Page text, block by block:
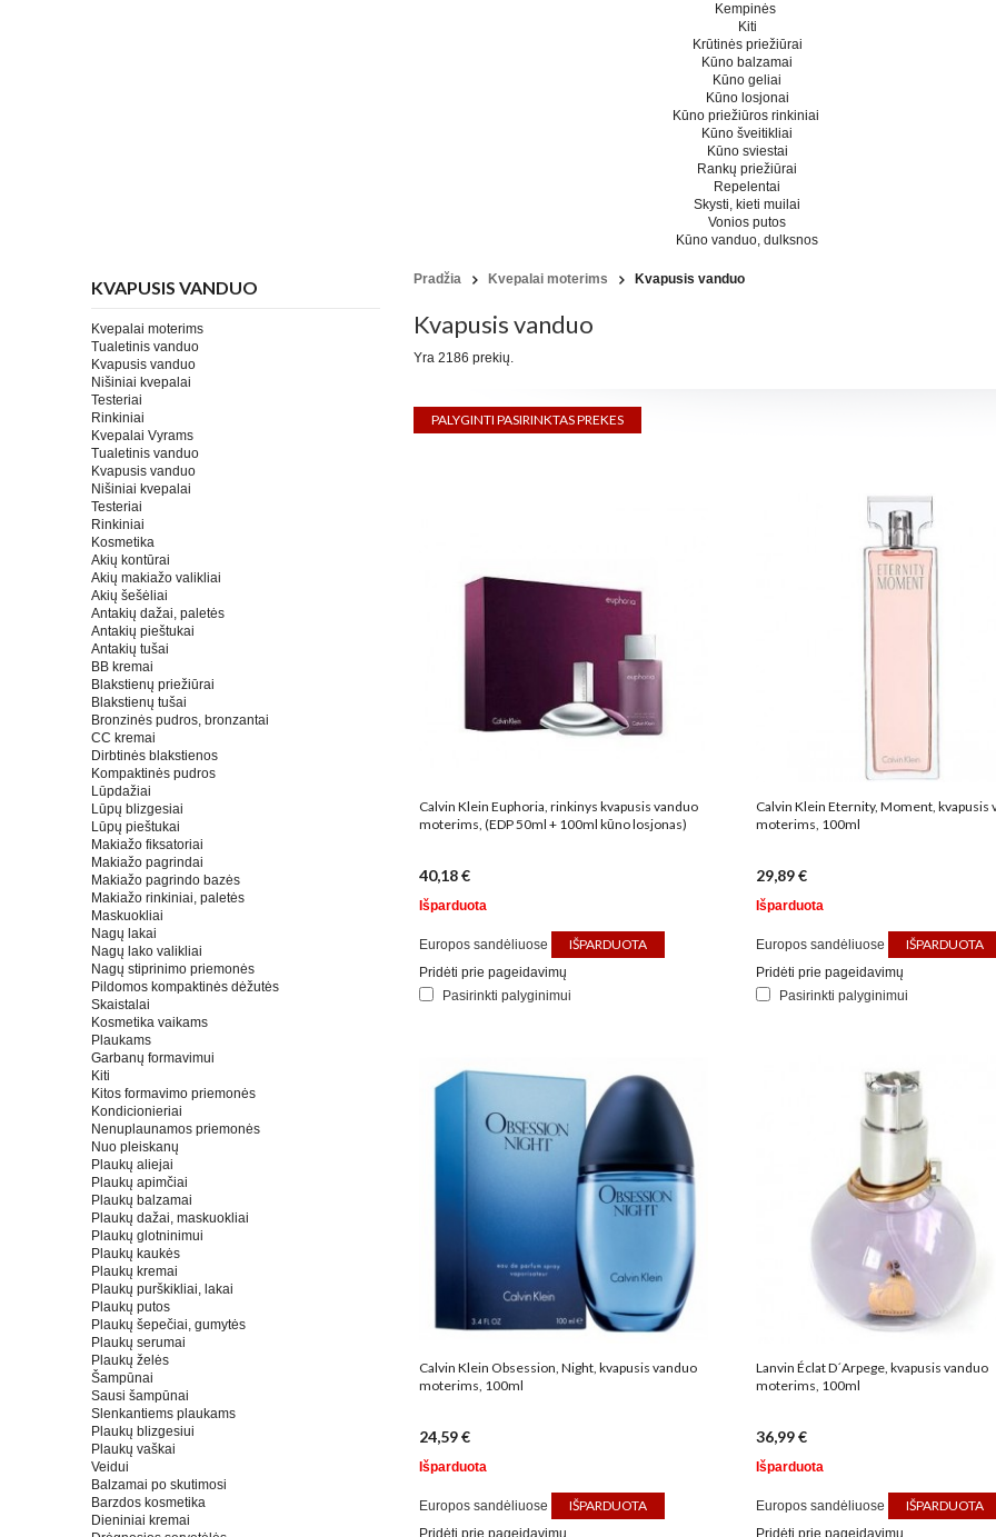
Kempinės
Kiti
Krūtinės priežiūrai
Kūno balzamai
Kūno geliai
Kūno losjonai
Kūno priežiūros rinkiniai
Kūno šveitikliai
Kūno sviestai
Rankų priežiūrai
Repelentai
Skysti, kieti muilai
Vonios putos
Kūno vanduo, dulksnos
KVAPUSIS VANDUO
Kvepalai moterims
Tualetinis vanduo
Kvapusis vanduo
Nišiniai kvepalai
Testeriai
Rinkiniai
Kvepalai Vyrams
Tualetinis vanduo
Kvapusis vanduo
Nišiniai kvepalai
Testeriai
Rinkiniai
Kosmetika
Akių kontūrai
Akių makiažo valikliai
Akių šešėliai
Antakių dažai, paletės
Antakių pieštukai
Antakių tušai
BB kremai
Blakstienų priežiūrai
Blakstienų tušai
Bronzinės pudros, bronzantai
CC kremai
Dirbtinės blakstienos
Kompaktinės pudros
Lūpdažiai
Lūpų blizgesiai
Lūpų pieštukai
Makiažo fiksatoriai
Makiažo pagrindai
Makiažo pagrindo bazės
Makiažo rinkiniai, paletės
Maskuokliai
Nagų lakai
Nagų lako valikliai
Nagų stiprinimo priemonės
Pildomos kompaktinės dėžutės
Skaistalai
Kosmetika vaikams
Plaukams
Garbanų formavimui
Kiti
Kitos formavimo priemonės
Kondicionieriai
Nenuplaunamos priemonės
Nuo pleiskanų
Plaukų aliejai
Plaukų apimčiai
Plaukų balzamai
Plaukų dažai, maskuokliai
Plaukų glotninimui
Plaukų kaukės
Plaukų kremai
Plaukų purškikliai, lakai
Plaukų putos
Plaukų šepečiai, gumytės
Plaukų serumai
Plaukų želės
Šampūnai
Sausi šampūnai
Slenkantiems plaukams
Plaukų blizgesiui
Plaukų vaškai
Veidui
Balzamai po skutimosi
Barzdos kosmetika
Dieniniai kremai
Pradžia Kvepalai moterims Kvapusis vanduo
Kvapusis vanduo
Yra 2186 prekių.
Calvin Klein Euphoria, rinkinys kvapusis vanduo
moterims, (EDP 50ml + 100ml kūno losjonas)
40,18 €
Išparduota
Europos sandėliuose IŠPARDUOTA
Pridėti prie pageidavimų
Pasirinkti palyginimui
Calvin Klein Eternity, Moment, kvapusis
moterims, 100ml
29,89 €
Išparduota
Europos sandėliuose IŠPARDUOTA
Pridėti prie pageidavimų
Pasirinkti palyginimui
Calvin Klein Obsession, Night, kvapusis vanduo
moterims, 100ml
24,59 €
Išparduota
Europos sandėliuose IŠPARDUOTA
Pridėti prie pageidavimų
Lanvin Éclat D´Arpege, kvapusis vanduo
moterims, 100ml
36,99 €
Išparduota
Europos sandėliuose IŠPARDUOTA
Pridėti prie pageidavimų